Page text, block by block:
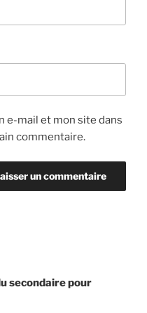
e-mail et mon site dans
commentaire.
secondaire pour